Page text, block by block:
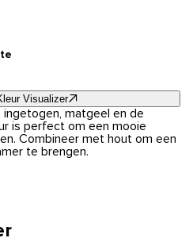
Visualizer
ingetogen, matgeel en de
is perfect om een mooie
Combineer met hout om een
te brengen.